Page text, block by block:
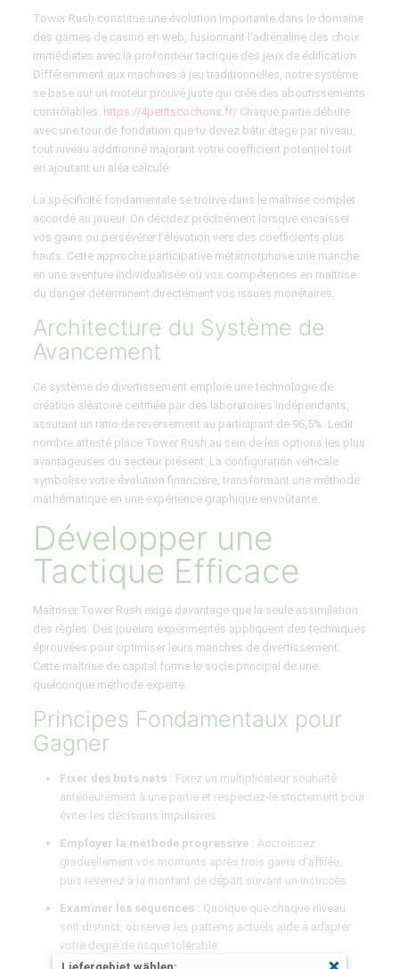
Tower Rush constitue une évolution importante dans le domaine
des games de casino en web, fusionnant l’adrénaline des choix
immédiates avec la profondeur tactique des jeux de édification.
Différemment aux machines à jeu traditionnelles, notre système
se base sur un moteur prouvé juste qui crée des aboutissements
contrôlables. https://4petitscochons.fr/Chaque partie débute
avec une tour de fondation que tu devez bâtir étage par niveau,
tout niveau additionné majorant votre coefficient potentiel tout
en ajoutant un aléa calculé.
La spécificité fondamentale se trouve dans le maîtrise complet
accordé au joueur. On décidez précisément lorsque encaisser
vos gains ou persévérer l’élévation vers des coefficients plus
hauts. Cette approche participative métamorphose une manche
en une aventure individualisée où vos compétences en maîtrise
du danger déterminent directement vos issues monétaires.
Architecture du Système de
Avancement
Ce système de divertissement emploie une technologie de
création aléatoire certifiée par des laboratoires indépendants,
assurant un ratio de reversement au participant de 96,5%. Ledit
nombre attesté place Tower Rush au sein de les options les plus
avantageuses du secteur présent. La configuration verticale
symbolise votre évolution financière, transformant une méthode
mathématique en une expérience graphique envoûtante.
Développer une
Tactique Efficace
Maîtriser Tower Rush exige davantage que la seule assimilation
des règles. Des joueurs expérimentés appliquent des techniques
éprouvées pour optimiser leurs manches de divertissement.
Cette maîtrise de capital forme le socle principal de une
quelconque méthode experte.
Principes Fondamentaux pour
Gagner
Fixer des buts nets : Fixez un multiplicateur souhaité
antérieurement à une partie et respectez-le strictement pour
éviter les décisions impulsives
Employer la méthode progressive : Accroissez
graduellement vos montants après trois gains d’affilée,
puis revenez à la montant de départ suivant un insuccès
Examiner les séquences : Quoique que chaque niveau
soit distinct, observer les patterns actuels aide à adapter
votre degré de risque tolérable